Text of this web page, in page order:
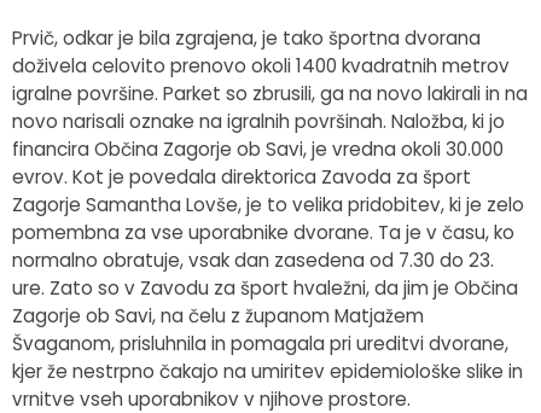
Prvič, odkar je bila zgrajena, je tako športna dvorana
doživela celovito prenovo okoli 1400 kvadratnih metrov
igralne površine. Parket so zbrusili, ga na novo lakirali in na
novo narisali oznake na igralnih površinah. Naložba, ki jo
financira Občina Zagorje ob Savi, je vredna okoli 30.000
evrov. Kot je povedala direktorica Zavoda za šport
Zagorje Samantha Lovše, je to velika pridobitev, ki je zelo
pomembna za vse uporabnike dvorane. Ta je v času, ko
normalno obratuje, vsak dan zasedena od 7.30 do 23.
ure. Zato so v Zavodu za šport hvaležni, da jim je Občina
Zagorje ob Savi, na čelu z županom Matjažem
Švaganom, prisluhnila in pomagala pri ureditvi dvorane,
kjer že nestrpno čakajo na umiritev epidemiološke slike in
vrnitve vseh uporabnikov v njihove prostore.